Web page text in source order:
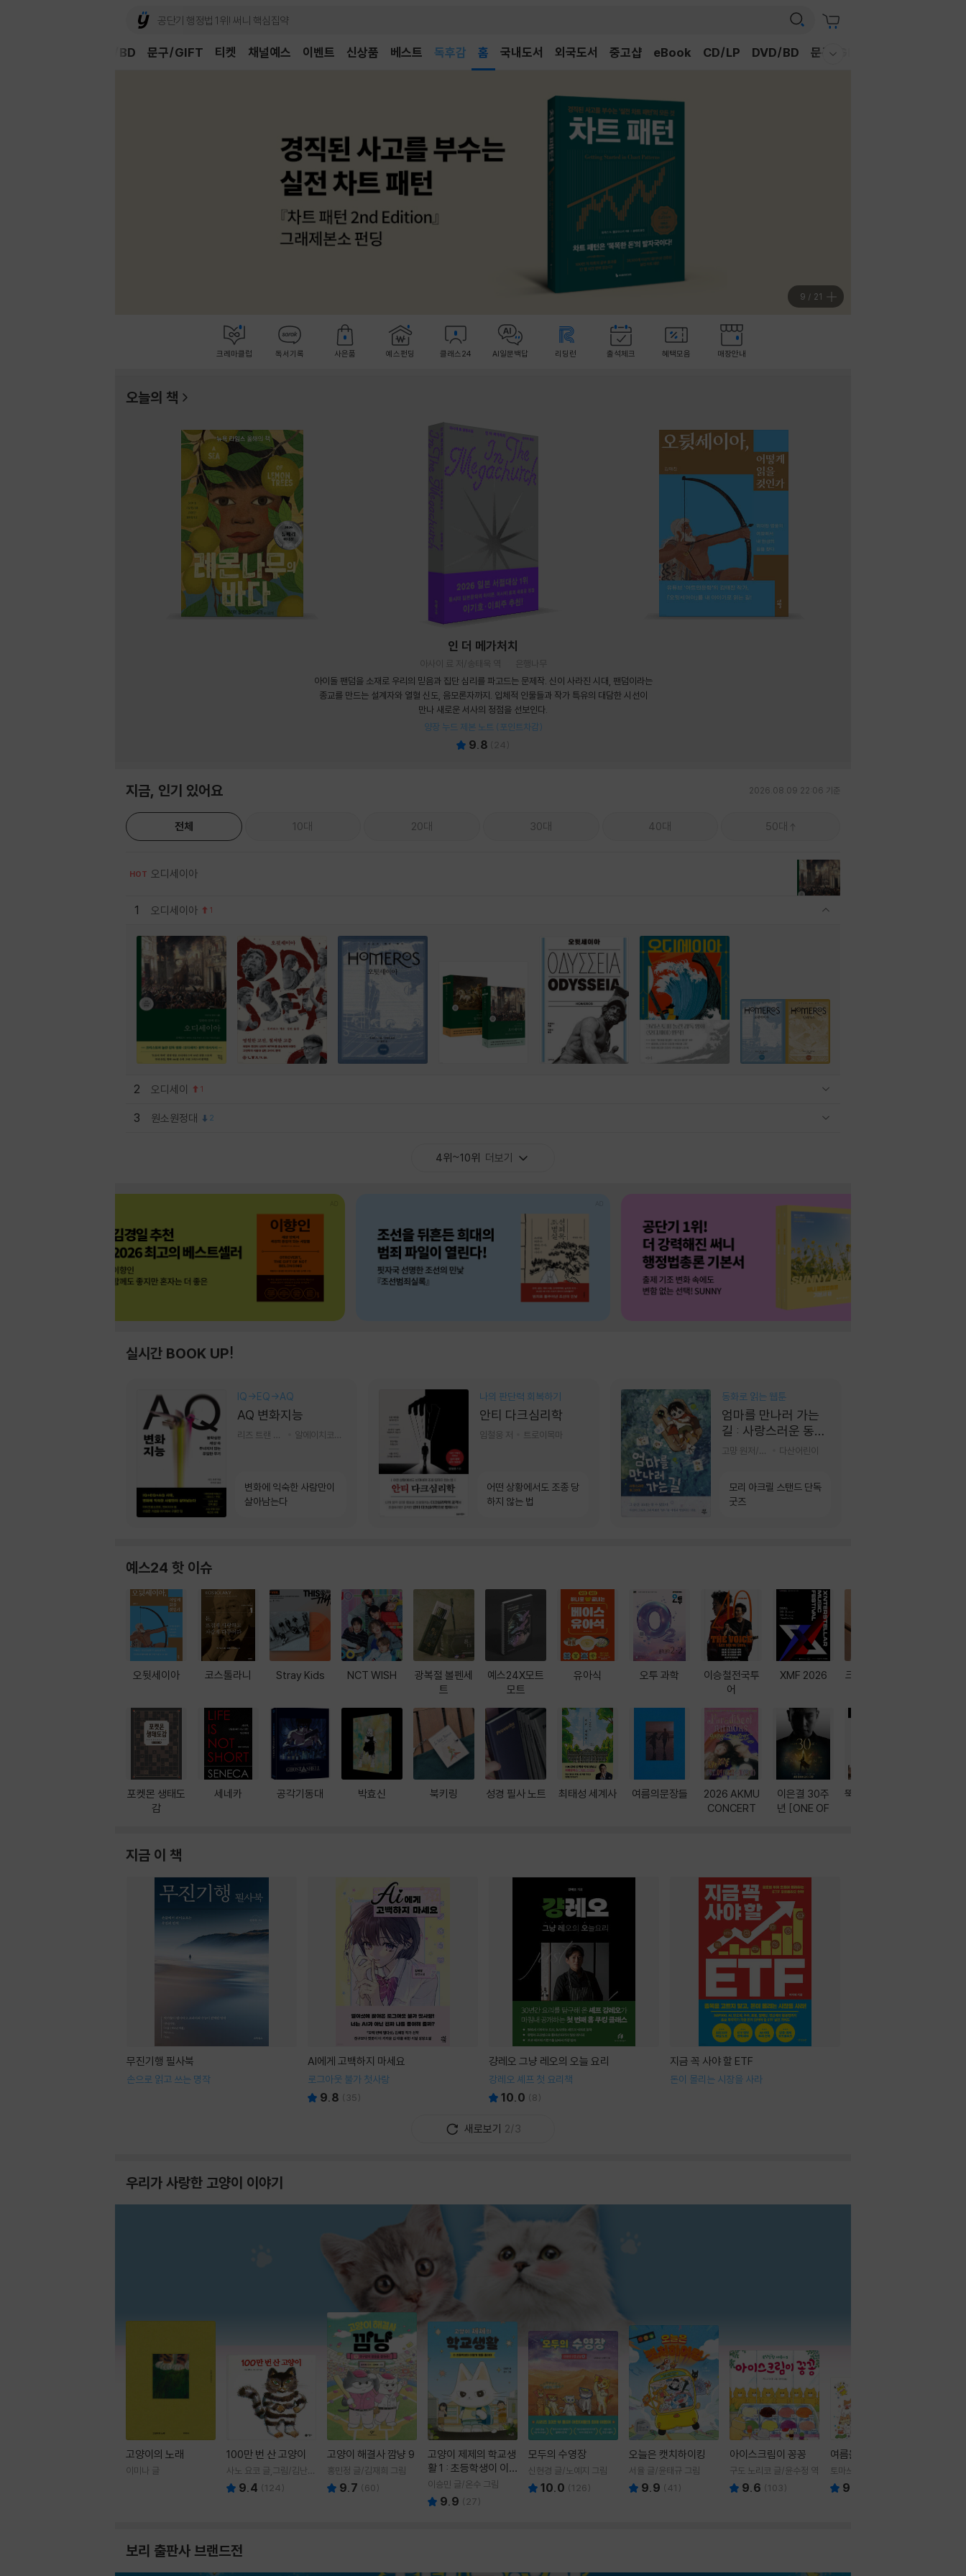
채널예스 이벤트 신상품 베스트 어린이 홈 국내도서 외국도서 중고샵 eBook CD/LP DVD/BD 문구/GIFT
DVD/BD 문구/GIFT 티켓
9 / 21
크레마클럽 독서기록 사은품 예스펀딩 클래스24 AI일문백답 리딩런 출석체크 혜택모음 매장안내
오늘의 책
인 더 메가처치
아사이 료 저/송태욱 역
은행나무
아이돌 팬덤을 소재로 우리의 믿음과 집단 심리를 파고드는 문제작. 신이 사라진 시대, 팬덤이라는
종교를 만드는 설계자와 열혈 신도, 음모론자까지. 입체적 인물들과 작가 특유의 대담한 시선이
만나 새로운 서사의 정점을 선보인다.
양장 누드 제본 노트 (포인트차감)
9.8 24
지금, 인기 있어요 2026.08.09 22:06 기준
전체 10대 20대 30대 40대 50대
HOT 오디세이아
1 오디세이아 1
2 오디세이 1
3 원소원정대 2
4위~10위 더보기
실시간 BOOK UP!
IQ→EQ→AQ
AQ 변화지능
변화에 익숙한 사람만이
살아남는다
나의 판단력 회복하기
안티 다크심리학
임철웅 저 트로이목마
어떤 상황에서도 조종 당
하지 않는 법
동화로 읽는 웹툰
엄마를 만나러 가는
길 : 사랑스러운 동그
라미
다산어린이
모리 아크릴 스탠드 단독
굿즈
예스24 핫 이슈
오뒷세이아
포켓몬 생태도
감
코스톨라니
세네카
Stray Kids
공각기동대
NCT WISH
박효신
광복절 볼펜세
트
북키링
예스24X모트
모트
성경 필사 노트
유아식
최태성 세계사
오투 과학
여름의문장들
이승철전국투
어
2026 AKMU
CONCERT
XMF 2026
이은결 30주
년 [ONE OF
크레마 이북 리
뚝딱! AI 3대장
지금 이 책
무진기행 필사북
손으로 읽고 쓰는 명작
AI에게 고백하지 마세요
로그아웃 불가 첫사랑
9.8 ( 35)
걍레오 그냥 레오의 오늘 요리
강레오 셰프 첫 요리책
10.0 (8)
지금 꼭 사야 할 ETF
돈이 몰리는 시장을 사라
새로보기 2/3
우리가 사랑한 고양이 이야기
고양이의 노래
이미나 글
100만 번 산 고양이
사노 요코 글,그림/김난주
역 9.4 (124)
고양이 해결사 깜냥 9
홍민정 글/김재희 그림
9.7 (60)
고양이 제제의 학교생
활 1 : 초등학생이 이
렇게 힘들 줄이야
이승민 글/온수 그림
9.9 ( 27)
모두의 수영장
신현경 글/노예지 그림
10.0 (126)
오늘은 캣치하이킹
서율 글/윤태규 그림
9.9 (41 )
아이스크림이 꽁꽁
구도 노리코 글/윤수정 역
9.6 (103)
여름을 부탁해
토마쓰리 글그림
9.8
보리 출판사 브랜드전